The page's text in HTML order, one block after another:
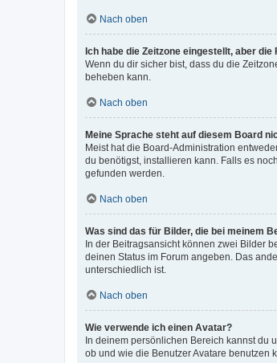
Nach oben
Ich habe die Zeitzone eingestellt, aber
Wenn du dir sicher bist, dass du die
beheben kann.
Nach oben
Meine Sprache steht auf diesem Board
Meist hat die Board-Administration
du benötigst, installieren kann. Falls es
gefunden werden.
Nach oben
Was sind das für Bilder, die bei meinem
In der Beitragsansicht können zwei Bilder
deinen Status im Forum angeben. Das
unterschiedlich ist.
Nach oben
Wie verwende ich einen Avatar?
In deinem persönlichen Bereich kannst du
ob und wie die Benutzer Avatare benutzen